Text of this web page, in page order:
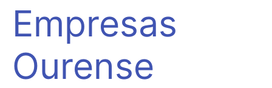
Empresas
Ourense